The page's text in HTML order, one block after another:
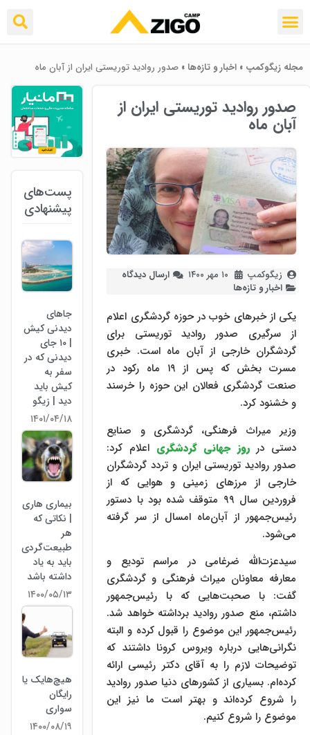
مجله زیگوکمپ » اخبار و تازه‌ها » صدور روادید توریستی ایران از آبان ماه
صدور روادید توریستی ایران از
آبان ماه
زیگوکمپ ۱۰ مهر ۱۴۰۰
ارسال دیدگاه
اخبار و تازه‌ها
یکی از خبرهای خوب در حوزه گردشگری اعلام
از سرگیری صدور روادید توریستی برای
گردشگران خارجی از آبان ماه است. خبری
مسرت بخش که پس از ۱۹ ماه رکود در
صنعت گردشگری فعالان این حوزه را خرسند
و خشنود کرد.
وزیر میراث فرهنگی، گردشگری و صنایع
دستی درروز جهانی گردشگری اعلام کرد:
صدور روادید توریستی ایران و تردد گردشگران
خارجی از مرزهای زمینی و هوایی که از
فروردین سال ۹۹ متوقف شده بود با دستور
رئیس‌جمهور از آبان‌ماه امسال از سر گرفته
می‌شود.
سیدعزت‌الله ضرغامی در مراسم تودیع و
معارفه معاونان میراث فرهنگی و گردشگری
گفت: با صحبت‌هایی که با رئیس‌جمهور
داشتم، منع صدور روادید برداشته خواهد‌ شد.
رئیس‌جمهور این موضوع را قبول کرده و البته
نگرانی‌هایی درباره ویروس کرونا داشتند که
توضیحات لازم را به آقای دکتر رئیسی ارائه
کرده‌ام. بسیاری از کشورهای دنیا صدور روادید
را شروع کرده‌اند و بهتر است ما نیز این
موضوع را شروع کنیم.
پست‌های
پیشنهادی
جاهای
دیدنی کیش
| ۱۰ جای
دیدنی که در
سفر به
کیش باید
دید | زیگو
۱۴۰۱/۰۴/۱۸
بیماری هاری
| نکاتی که
هر
طبیعت‌گردی
باید به یاد
داشته باشد
۱۴۰۰/۰۵/۱۳
هیچ‌هایک یا
رایگان
سواری
۱۴۰۰/۰۸/۱۹